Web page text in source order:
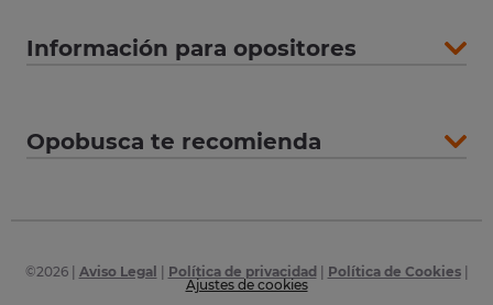
Información para opositores
Opobusca te recomienda
©2026| Aviso Legal Política de privacidad Política de Cookies|
Ajustes de cookies